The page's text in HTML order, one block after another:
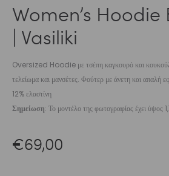
Women’s Hoodie
| Vasiliki
Oversized Hoodie με τσέπη καγκουρό και
τελείωμα και μανσέτες. Φούτερ με άνετη και απαλή
12% ελαστίνη
Σημείωση: Το μοντέλο της φωτογραφίας έχει ύψος
€69,00